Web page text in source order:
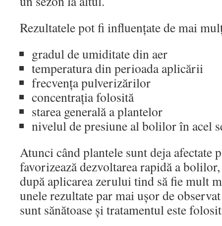
Rezultatele pot fi influențate de mai
gradul de umiditate din aer
temperatura din perioada aplicării
frecvența pulverizărilor
concentrația folosită
starea generală a plantelor
nivelul de presiune al bolilor în acel
Atunci când plantele sunt deja afectate
favorizează dezvoltarea rapidă a
după aplicarea zerului tind să fie mult
unele rezultate par mai ușor de
sunt sănătoase și tratamentul este